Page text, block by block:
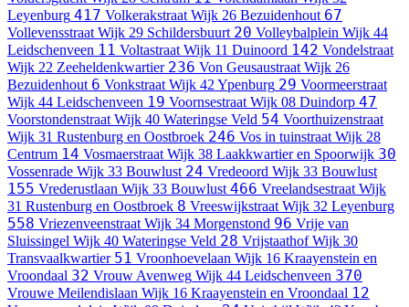
Leyenburg 417 Volkerakstraat Wijk 26 Bezuidenhout 67
Vollevensstraat Wijk 29 Schildersbuurt 20 Volleybalplein Wijk 44
Leidschenveen 11 Voltastraat Wijk 11 Duinoord 142 Vondelstraat
Wijk 22 Zeeheldenkwartier 236 Von Geusaustraat Wijk 26
Bezuidenhout 6 Vonkstraat Wijk 42 Ypenburg 29 Voormeerstraat
Wijk 44 Leidschenveen 19 Voornsestraat Wijk 08 Duindorp 47
Voorstondenstraat Wijk 40 Wateringse Veld 54 Voorthuizenstraat
Wijk 31 Rustenburg en Oostbroek 246 Vos in tuinstraat Wijk 28
Centrum 14 Vosmaerstraat Wijk 38 Laakkwartier en Spoorwijk 30
Vossenrade Wijk 33 Bouwlust 24 Vredeoord Wijk 33 Bouwlust
155 Vrederustlaan Wijk 33 Bouwlust 466 Vreelandsestraat Wijk
31 Rustenburg en Oostbroek 8 Vreeswijkstraat Wijk 32 Leyenburg
558 Vriezenveenstraat Wijk 34 Morgenstond 96 Vrije van
Sluissingel Wijk 40 Wateringse Veld 28 Vrijstaathof Wijk 30
Transvaalkwartier 51 Vroonhoevelaan Wijk 16 Kraayenstein en
Vroondaal 32 Vrouw Avenweg Wijk 44 Leidschenveen 370
Vrouwe Meilendislaan Wijk 16 Kraayenstein en Vroondaal 12